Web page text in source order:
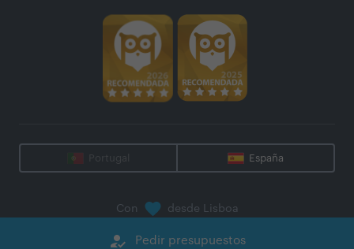
how_to_reg Pedir presupuestos
Portugal España
Con desde Lisboa
Zaask - Plataforma Digital, S.A.